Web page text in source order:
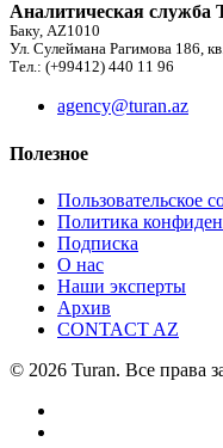
Аналитическая служба
Баку, AZ1010
Ул. Сулеймана Рагимова 186,
Тел.: (+99412) 440 11 96
agency@turan.az
Полезное
Пользовательское
Политика
Подписка
О нас
Наши эксперты
Архив
CONTACT AZ
© 2026 Turan. Все права